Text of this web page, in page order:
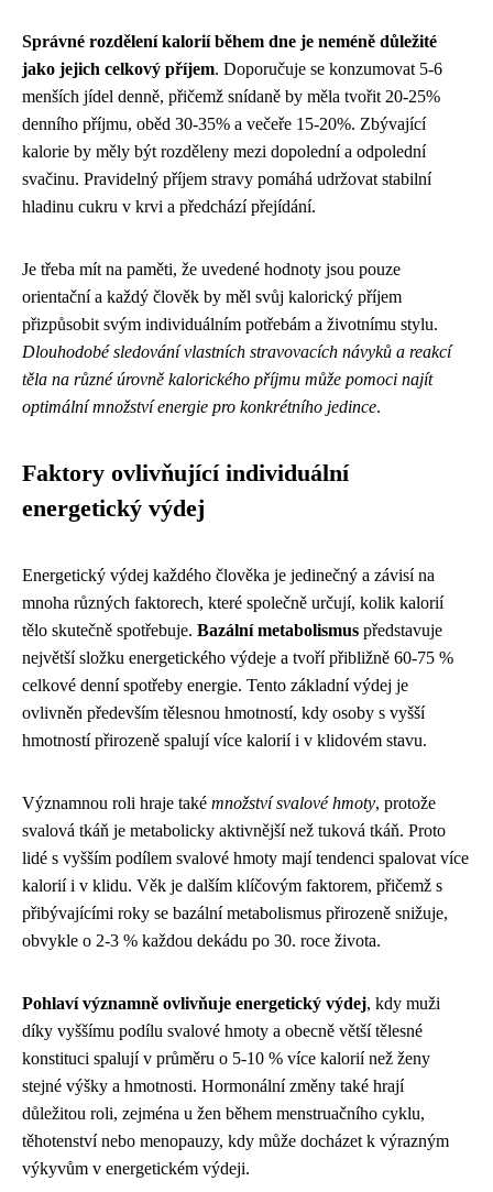
Správné rozdělení kalorií během dne je neméně důležité
jako jejich celkový příjem. Doporučuje se konzumovat 5-6
menších jídel denně, přičemž snídaně by měla tvořit 20-25%
denního příjmu, oběd 30-35% a večeře 15-20%. Zbývající
kalorie by měly být rozděleny mezi dopolední a odpolední
svačinu. Pravidelný příjem stravy pomáhá udržovat stabilní
hladinu cukru v krvi a předchází přejídání.
Je třeba mít na paměti, že uvedené hodnoty jsou pouze
orientační a každý člověk by měl svůj kalorický příjem
přizpůsobit svým individuálním potřebám a životnímu stylu.
Dlouhodobé sledování vlastních stravovacích návyků a reakcí
těla na různé úrovně kalorického příjmu může pomoci najít
optimální množství energie pro konkrétního jedince.
Faktory ovlivňující individuální
energetický výdej
Energetický výdej každého člověka je jedinečný a závisí na
mnoha různých faktorech, které společně určují, kolik kalorií
tělo skutečně spotřebuje. Bazální metabolismus představuje
největší složku energetického výdeje a tvoří přibližně 60-75 %
celkové denní spotřeby energie. Tento základní výdej je
ovlivněn především tělesnou hmotností, kdy osoby s vyšší
hmotností přirozeně spalují více kalorií i v klidovém stavu.
Významnou roli hraje také množství svalové hmoty, protože
svalová tkáň je metabolicky aktivnější než tuková tkáň. Proto
lidé s vyšším podílem svalové hmoty mají tendenci spalovat více
kalorií i v klidu. Věk je dalším klíčovým faktorem, přičemž s
přibývajícími roky se bazální metabolismus přirozeně snižuje,
obvykle o 2-3 % každou dekádu po 30. roce života.
Pohlaví významně ovlivňuje energetický výdej, kdy muži
díky vyššímu podílu svalové hmoty a obecně větší tělesné
konstituci spalují v průměru o 5-10 % více kalorií než ženy
stejné výšky a hmotnosti. Hormonální změny také hrají
důležitou roli, zejména u žen během menstruačního cyklu,
těhotenství nebo menopauzy, kdy může docházet k výrazným
výkyvům v energetickém výdeji.